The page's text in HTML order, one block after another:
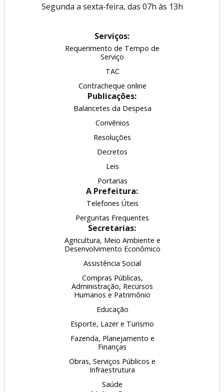
Segunda a sexta-feira, das 07h às 13h
Serviços:
Requerimento de Tempo de
Serviço
TAC
Contracheque online
Publicações:
Balancetes da Despesa
Convênios
Resoluções
Decretos
Leis
Portarias
A Prefeitura:
Telefones Úteis
Perguntas Frequentes
Secretarias:
Agricultura, Meio Ambiente e
Desenvolvimento Econômico
Assistência Social
Compras Públicas,
Administração, Recursos
Humanos e Patrimônio
Educação
Esporte, Lazer e Turismo
Fazenda, Planejamento e
Finanças
Obras, Serviços Públicos e
Infraestrutura
Saúde